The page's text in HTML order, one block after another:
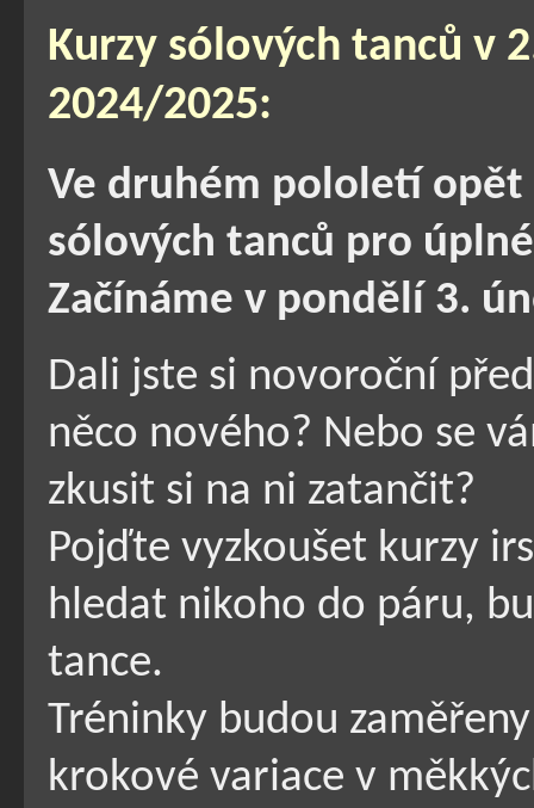
Kurzy sólových tanců v
2024/2025:
Ve druhém pololetí
sólových tanců pro
Začínáme v pondělí 3.
Dali jste si novoroční
něco nového? Nebo se
zkusit si na ni zatančit?
Pojďte vyzkoušet kurzy
hledat nikoho do páru,
tance.
Tréninky budou
krokové variace v